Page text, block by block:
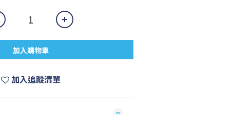
加入購物車
加入追蹤清單